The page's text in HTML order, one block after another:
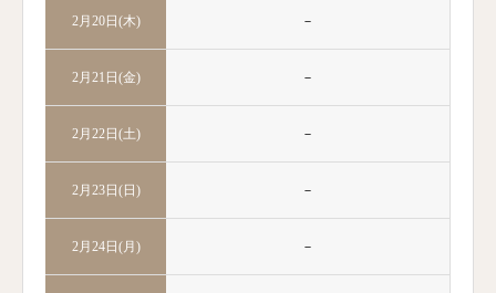
2月20日(木) －
2月21日(金) －
2月22日(土) －
2月23日(日) －
2月24日(月) －